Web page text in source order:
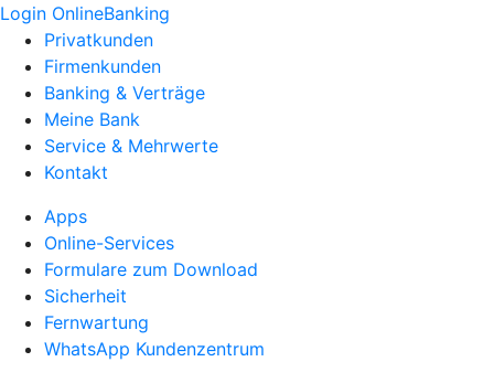
Login OnlineBanking
Privatkunden
Firmenkunden
Banking & Verträge
Meine Bank
Service & Mehrwerte
Kontakt
Apps
Online-Services
Formulare zum Download
Sicherheit
Fernwartung
WhatsApp Kundenzentrum